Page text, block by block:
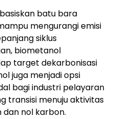
batu bara
mengurangi emisi
siklus
biometanol
target dekarbonisasi
juga menjadi opsi
bagi industri pelayaran
transisi menuju aktivitas
nol karbon.